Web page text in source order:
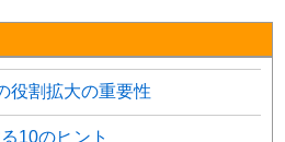
役割拡大の重要性
10のヒント